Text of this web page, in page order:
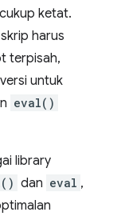
ketat.
harus
terpisah,
untuk
eval()
library
dan eval ,